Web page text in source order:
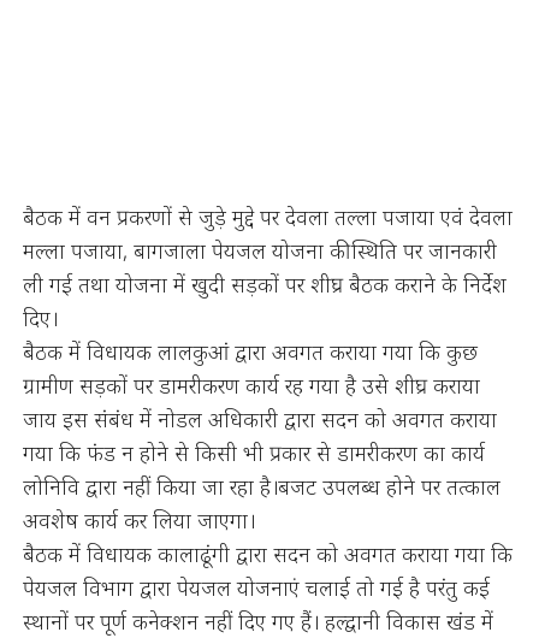
बैठक में वन प्रकरणों से जुड़े मुद्दे पर देवला तल्ला पजाया एवं देवला
मल्ला पजाया, बागजाला पेयजल योजना की स्थिति पर जानकारी
ली गई तथा योजना में खुदी सड़कों पर शीघ्र बैठक कराने के निर्देश
दिए।
बैठक में विधायक लालकुआं द्वारा अवगत कराया गया कि कुछ
ग्रामीण सड़कों पर डामरीकरण कार्य रह गया है उसे शीघ्र कराया
जाय इस संबंध में नोडल अधिकारी द्वारा सदन को अवगत कराया
गया कि फंड न होने से किसी भी प्रकार से डामरीकरण का कार्य
लोनिवि द्वारा नहीं किया जा रहा है।बजट उपलब्ध होने पर तत्काल
अवशेष कार्य कर लिया जाएगा।
बैठक में विधायक कालाढूंगी द्वारा सदन को अवगत कराया गया कि
पेयजल विभाग द्वारा पेयजल योजनाएं चलाई तो गई है परंतु कई
स्थानों पर पूर्ण कनेक्शन नहीं दिए गए हैं। हल्द्वानी विकास खंड में